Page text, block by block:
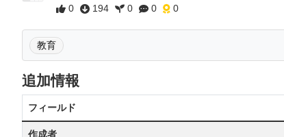
0 194 0 0 0
教育
追加情報
フィールド
作成者